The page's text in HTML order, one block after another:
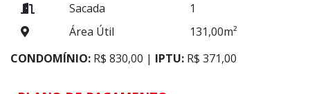
Sacada
1
Área Útil
131,00m²
CONDOMÍNIO: R$ 830,00 | IPTU: R$ 371,00